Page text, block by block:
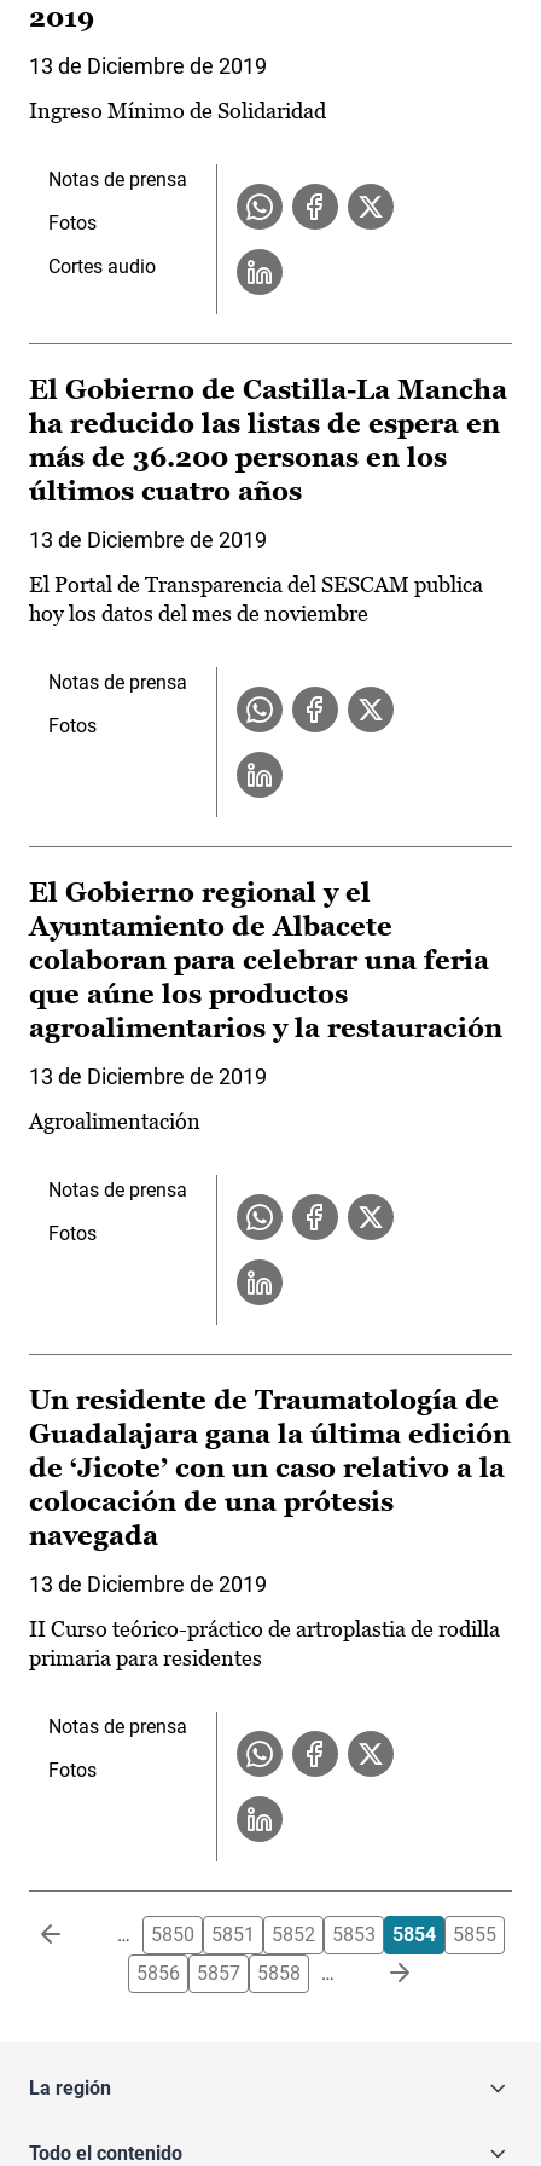
2019
13 de Diciembre de 2019
Ingreso Mínimo de Solidaridad
Notas de prensa
Fotos
Cortes audio
El Gobierno de Castilla-La Mancha
ha reducido las listas de espera en
más de 36.200 personas en los
últimos cuatro años
13 de Diciembre de 2019
El Portal de Transparencia del SESCAM publica
hoy los datos del mes de noviembre
Notas de prensa
Fotos
El Gobierno regional y el
Ayuntamiento de Albacete
colaboran para celebrar una feria
que aúne los productos
agroalimentarios y la restauración
13 de Diciembre de 2019
Agroalimentación
Notas de prensa
Fotos
Un residente de Traumatología de
Guadalajara gana la última edición
de ‘Jicote’ con un caso relativo a la
colocación de una prótesis
navegada
13 de Diciembre de 2019
II Curso teórico-práctico de artroplastia de rodilla
primaria para residentes
Notas de prensa
Fotos
Paginación … 5850 5851 5852 5853 5854
5855
5856
5857 5858 …
La región
Todo el contenido